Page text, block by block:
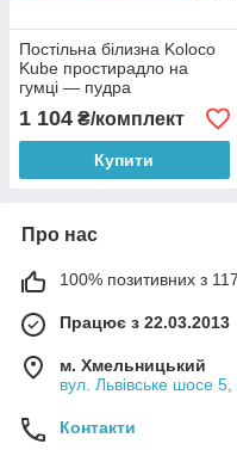
Постільна білизна Koloco
Kube простирадло на
гумці — пудра
1 104 ₴/комплект
Купити
Про нас
100% позитивних з 117
Працює з 22.03.2013
м. Хмельницький
вул. Львівське шосе
Контакти